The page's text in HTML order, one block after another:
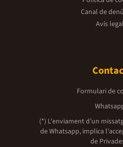
Canal de
Avís legal
Formulari de
(*) L'enviament d’un
de Whatsapp, implica
de